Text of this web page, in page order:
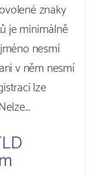
znaky
je minimálně
nesmí
v něm nesmí
lze